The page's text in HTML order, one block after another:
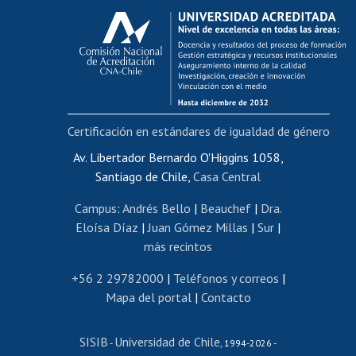
Calificación académica
Postulación al AUCAI
Funcionarias/os
Cursos internos de capacitación
Bienestar del personal
Portal de movilidad interna
Certificado de renta
Certificado de renta honorarios
Editar páginas blancas
Extranjeras/os
Revalidación y reconocimiento de títulos
Postulación al Programa de Movilidad Estudiantil
Cursos de español
Av. Libertador Bernardo O'Higgins 1058,
Santiago de Chile, Casa Central
Campus: Andrés Bello | Beauchef| Dra.
Eloísa Díaz |Juan Gómez Millas | Sur |
más recintos
+56 2 29782000 | Teléfonos y correos |
Mapa del portal| Contacto
SISIB - Universidad de Chile, 1994-2026 -
Certificación en estándares de igualdad de género